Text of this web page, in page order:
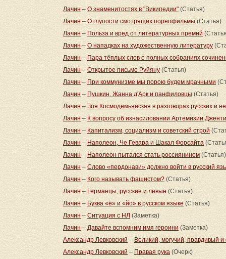
Лачин – О знаменитостях в "Википедии" (Статья)
Лачин – О глупости смотрящих порнофильмы (Статья)
Лачин – Польза и вред от литературных премий
Лачин – О нападках на художественную литературу
Лачин – Пара тёплых слов о полных собраниях
Лачин – Открытое письмо Руйяну (Статья)
Лачин – При коммунизме мы порою будем мрачными
Лачин – Пушкин, Жанна д'Арк и панфиловцы (Статья)
Лачин – Зоя Космодемьянская в разговорах русских и
Лачин – К вопросу об изнасиловании Артемизии
Лачин – Капитализм, социализм и советский строй
Лачин – Наполеон, Че Гевара и Шакал Форсайта
Лачин – Наполеон пытался стать россиянином (Статья)
Лачин – Слово «пердонави» должно войти в русский
Лачин – Кого называть фашистом? (Статья)
Лачин – Германцы, русские и левые (Статья)
Лачин – Буква «ё» и «йо» в русском языке (Статья)
Лачин – Ситуация с НЛ (Заметка)
Лачин – Давайте вспомним имя героини (Заметка)
Александр Левковский – Великий, могучий, правдивый
Александр Левковский – Правая рука (Очерк)